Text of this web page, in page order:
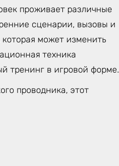
проживает различные
сценарии, вызовы и
может изменить
техника
тренинг в игровой форме.
проводника, этот